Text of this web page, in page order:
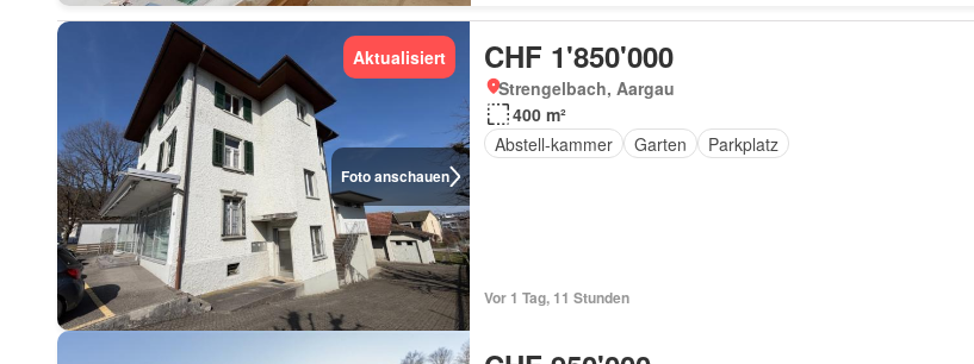
Foto anschauen
Aktualisiert CHF 1'850'000
Strengelbach, Aargau
400 m²
Abstell-kammer
Garten Parkplatz
Vor 1 Tag, 11 Stunden